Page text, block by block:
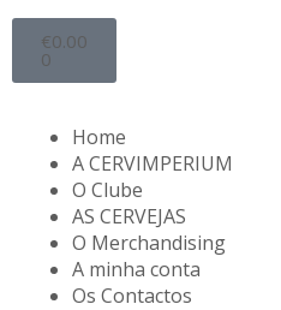
€0.00
0
Home
A CERVIMPERIUM
O Clube
AS CERVEJAS
O Merchandising
A minha conta
Os Contactos